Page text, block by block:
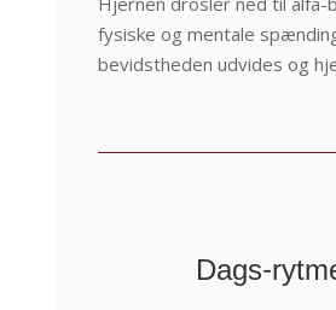
fysiske og mentale
bevidstheden udvides og
Dags-